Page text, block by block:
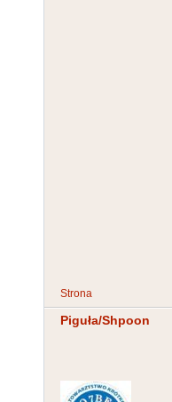
Strona
Piguła/Shpoon